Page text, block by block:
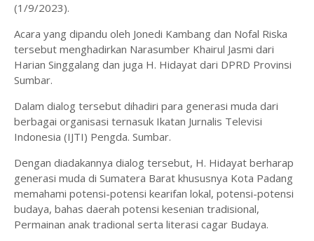
(1/9/2023).
Acara yang dipandu oleh Jonedi Kambang dan Nofal Riska
tersebut menghadirkan Narasumber Khairul Jasmi dari
Harian Singgalang dan juga H. Hidayat dari DPRD Provinsi
Sumbar.
Dalam dialog tersebut dihadiri para generasi muda dari
berbagai organisasi ternasuk Ikatan Jurnalis Televisi
Indonesia (IJTI) Pengda. Sumbar.
Dengan diadakannya dialog tersebut, H. Hidayat berharap
generasi muda di Sumatera Barat khususnya Kota Padang
memahami potensi-potensi kearifan lokal, potensi-potensi
budaya, bahas daerah potensi kesenian tradisional,
Permainan anak tradional serta literasi cagar Budaya.